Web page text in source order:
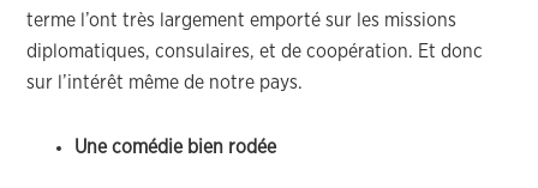
terme l’ont très largement emporté sur les missions
diplomatiques, consulaires, et de coopération. Et donc
sur l’intérêt même de notre pays.
Une comédie bien rodée